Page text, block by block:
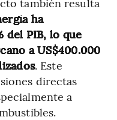
ha
del PIB, lo que
a US$400.000
. Este
directas
a